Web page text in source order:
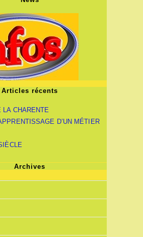
Articles récents
LA CHARENTE
D’UN MÉTIER
Archives